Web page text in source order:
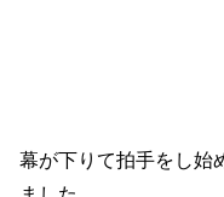
幕が下りて拍手をし始